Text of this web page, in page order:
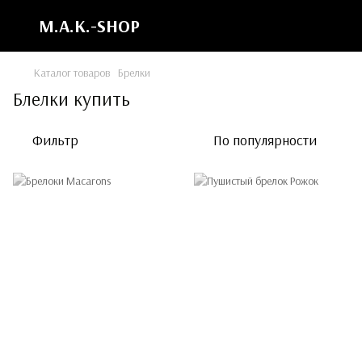
M.A.K.-SHOP
Каталог товаров Брелки
Блелки купить
Фильтр По популярности